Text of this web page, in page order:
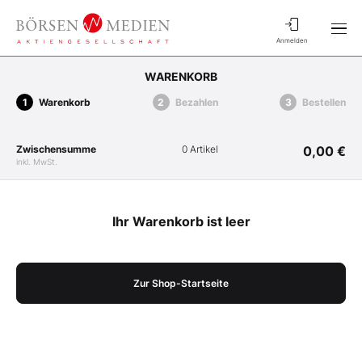
Anmelden
WARENKORB
Warenkorb Bezahlen Bestellen
Zwischensumme
inkl. MwSt.
0 Artikel 0,00 €
Ihr Warenkorb ist leer
Zur Shop-Startseite